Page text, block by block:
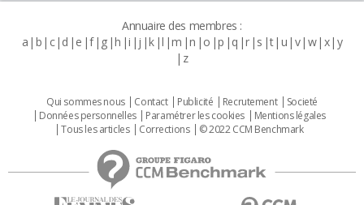
Annuaire des membres :
a b c d e f g h i j k l m n o p q r s t u v w x y
z
Qui sommes nous Contact Publicité Recrutement
Societé
Données personnelles
Paramétrer les cookies
Mentions légales
Tous les articles
Corrections © 2022 CCM Benchmark